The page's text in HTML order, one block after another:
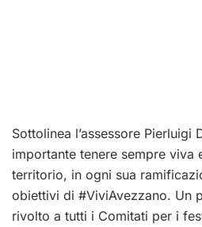
Sottolinea l’assessore Pierluigi
importante tenere sempre viva
territorio, in ogni sua
obiettivi di #ViviAvezzano. Un
rivolto a tutti i Comitati per i